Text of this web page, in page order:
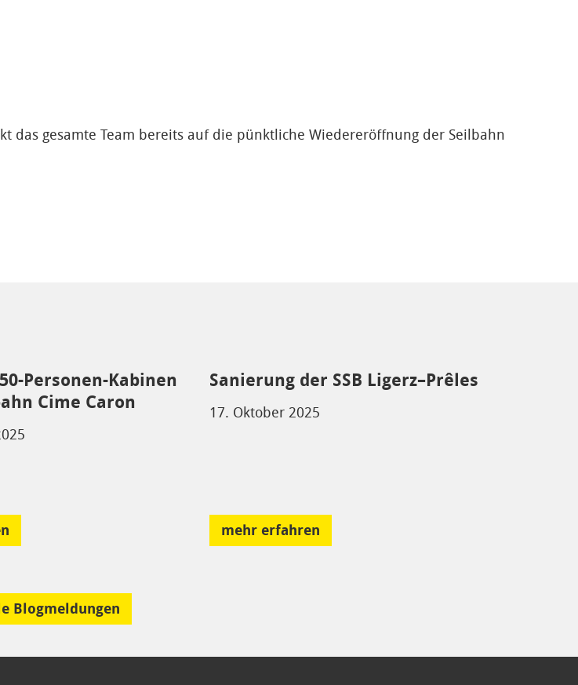
das gesamte Team bereits auf die pünktliche Wiedereröffnung der Seilbahn
Personen-Kabinen
Cime Caron
Sanierung der SSB Ligerz–Prêles
17. Oktober 2025
mehr erfahren
Blogmeldungen